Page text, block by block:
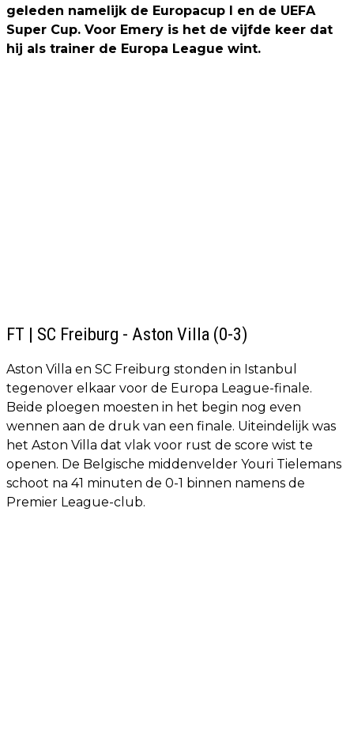
geleden namelijk de Europacup I en de UEFA
Super Cup. Voor Emery is het de vijfde keer dat
hij als trainer de Europa League wint.
FT | SC Freiburg - Aston Villa (0-3)
Aston Villa en SC Freiburg stonden in Istanbul
tegenover elkaar voor de Europa League-finale.
Beide ploegen moesten in het begin nog even
wennen aan de druk van een finale. Uiteindelijk was
het Aston Villa dat vlak voor rust de score wist te
openen. De Belgische middenvelder Youri Tielemans
schoot na 41 minuten de 0-1 binnen namens de
Premier League-club.